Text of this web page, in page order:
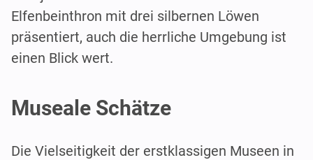
Elfenbeinthron mit drei silbernen Löwen
präsentiert, auch die herrliche Umgebung ist
einen Blick wert.
Museale Schätze
Die Vielseitigkeit der erstklassigen Museen in